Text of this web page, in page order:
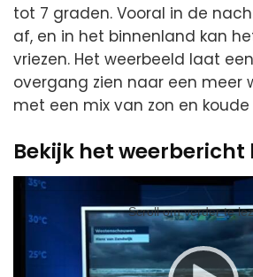
tot 7 graden. Vooral in de
af, en in het binnenland kan
vriezen. Het weerbeeld laat
overgang zien naar een meer
met een mix van zon en
Bekijk het weerbericht
Video
Player
Scroll om verder te